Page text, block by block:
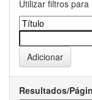
Utilizar filtros
Resultados/